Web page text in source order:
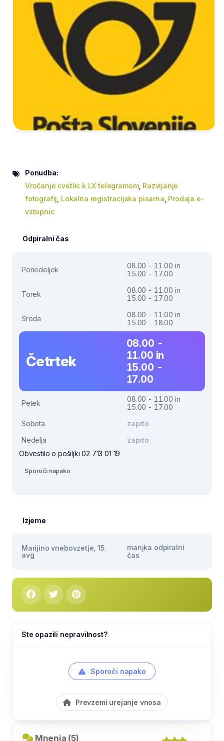
Ponudba:
Vročanje cvetlic k LX telegramom, Razvijanje
fotografij Lokalna registracijska pisarna Prodaja e-
vstopnic
Odpiralni čas
Ponedeljek
08.00 - 11.00 in
15.00 - 17.00
Torek
08.00 - 11.00 in
15.00 - 17.00
Sreda
08.00 - 11.00 in
15.00 - 18.00
Četrtek
08.00 -
11.00 in
15.00 -
17.00
Petek
08.00 - 11.00 in
15.00 - 17.00
Sobota
zaprto
Nedelja
zaprto
Obvestilo o pošiljki 02 713 01 19
Sporoči napako
Izjeme
Marijino vnebovzetje, 15.
avg
manjka odpiralni
čas
Ste opazili nepravilnost?
Sporoči napako
Prevzemi urejanje vnosa
Mnenja (5)